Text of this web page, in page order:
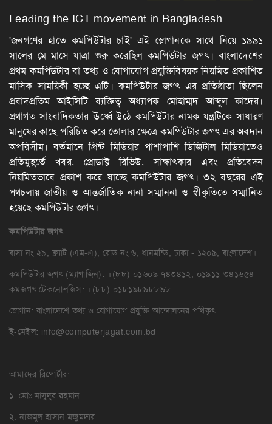
Leading the ICT movement in Bangladesh
'জনগণের হাতে কমপিউটার চাই' এই স্লোগানকে সাথে নিয়ে ১৯৯১
সালের মে মাসে যাত্রা শুরু করেছিল কমপিউটার জগৎ। বাংলাদেশের
প্রথম কমপিউটার বা তথ্য ও যোগাযোগ প্রযুক্তিবিষয়ক নিয়মিত প্রকাশিত
মাসিক সাময়িকী হচ্ছে এটি। কমপিউটার জগৎ এর প্রতিষ্ঠাতা ছিলেন
প্রবাদপ্রতিম আইসিটি ব্যক্তিত্ব অধ্যাপক মোহাম্মদ আব্দুল কাদের।
প্রথাগত সাংবাদিকতার ঊর্ধ্বে উঠে কমপিউটার নামক যন্ত্রটিকে সাধারণ
মানুষের কাছে পরিচিত করে তোলার ক্ষেত্রে কমপিউটার জগৎ এর অবদান
অপরিসীম। বর্তমানে প্রিন্ট মিডিয়ার পাশাপাশি ডিজিটাল মিডিয়াতেও
প্রতিমুহূর্তে খবর, প্রোডাক্ট রিভিউ, সাক্ষাৎকার এবং প্রতিবেদন
নিয়মিতভাবে প্রকাশ করে যাচ্ছে কমপিউটার জগৎ। ৩২ বছরের এই
পথচলায় জাতীয় ও আন্তর্জাতিক নানা সম্মাননা ও স্বীকৃতিতে সম্মানিত
হয়েছে কমপিউটার জগৎ।
কমপিউটারজগৎ
বাসা নং ২৯, ফ্ল্যাট (এম-এ), রোড নং ৬, ধানমন্ডি, ঢাকা - ১২০৯, বাংলাদেশ।
কমপিউটার জগৎ (ম্যাগাজিন): +(৮৮) ০১৬০৯-৭৪৩৪১২, ০১৯১১-৩৪১৬৫৪
কমজগৎ টেকনোলজিস: +(৮৮) ০১৮১৯৮৯৮৮৯৮
স্লোগান: বাংলাদেশে তথ্য ও যোগাযোগ প্রযুক্তি আন্দোলনের পথিকৃৎ
ই-মেইল: info@computerjagat.com.bd
আমাদের রিপোর্টার:
১. মোঃ মাসুদুর রহমান
২. নাজমুল হাসান মজুমদার